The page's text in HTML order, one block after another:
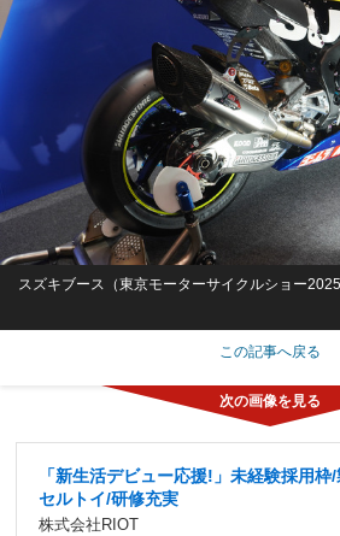
スズキブース（東京モーターサイクルショー2025
この記事へ戻る
「新生活デビュー応援!」未経験採用
セルトイ/研修充実
株式会社RIOT